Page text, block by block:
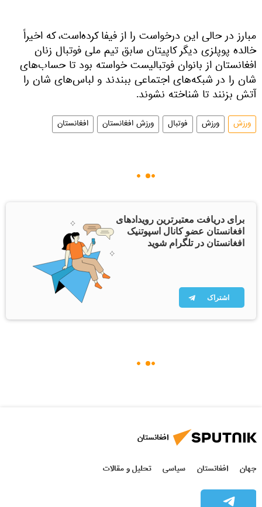
مبارز در حالی این درخواست را از فیفا کرده‌است، که اخیراً
خالده پوپلزی دیگر کاپیتان سابق تیم ملی فوتبال زنان
افغانستان از بانوان فوتبالیست خواسته بود تا حساب‌های
شان را در شبکه‌های اجتماعی ببندند و لباس‌های شان را
آتش بزنند تا شناخته نشوند.
ورزش ورزش فوتبال ورزش افغانستان افغانستان
برای دریافت معتبرترین رویدادهای
افغانستان عضو کانال اسپوتنیک
افغانستان در تلگرام شوید
اشتراک
افغانستان
جهان افغانستان سیاسی تحلیل و مقالات